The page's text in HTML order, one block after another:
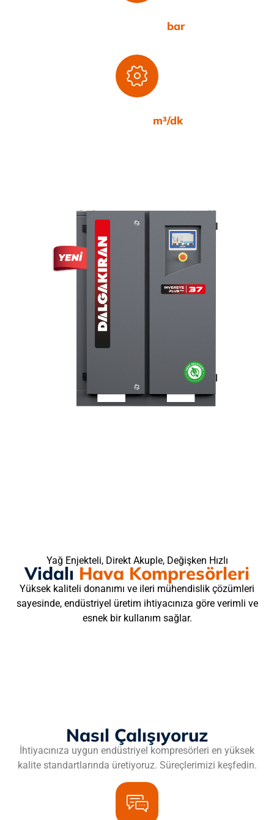
bar
m³/dk
Yağ Enjekteli, Direkt Akuple, Değişken Hızlı
VidalıHava Kompresörleri
Yüksek kaliteli donanımı ve ileri mühendislik çözümleri
sayesinde, endüstriyel üretim ihtiyacınıza göre verimli ve
esnek bir kullanım sağlar.
Nasıl Çalışıyoruz
İhtiyacınıza uygun endüstriyel kompresörleri en yüksek
kalite standartlarında üretiyoruz. Süreçlerimizi keşfedin.